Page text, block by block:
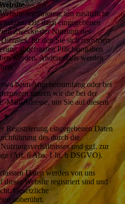
registrieren, um zusätzliche
nutzen. Die dazu eingegebenen
Zwecke der Nutzung des
für den Sie sich registriert
abgefragten Pflichtangaben
werden. Anderenfalls werden
beim Angebotsumfang oder bei
nutzen wir die bei der
Mail-Adresse, um Sie auf diesem
Registrierung eingegebenen Daten
des durch die
und ggf. zur
(Art. 6 Abs. 1 lit. b DSGVO).
Daten werden von uns
dieser Website registriert sind und
Gesetzliche
unberührt.